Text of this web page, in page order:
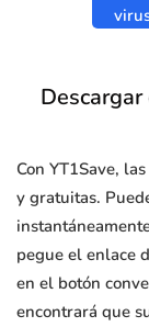
Con YT1Save,
y gratuitas.
pegue el enlace
en el botón
encontrará que